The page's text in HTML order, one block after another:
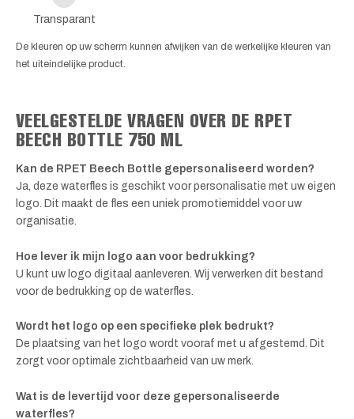
Transparant
De kleuren op uw scherm kunnen afwijken van de werkelijke kleuren van
het uiteindelijke product.
VEELGESTELDE VRAGEN OVER DE RPET
BEECH BOTTLE 750 ML
Kan de RPET Beech Bottle gepersonaliseerd worden?
Ja, deze waterfles is geschikt voor personalisatie met uw eigen
logo. Dit maakt de fles een uniek promotiemiddel voor uw
organisatie.
Hoe lever ik mijn logo aan voor bedrukking?
U kunt uw logo digitaal aanleveren. Wij verwerken dit bestand
voor de bedrukking op de waterfles.
Wordt het logo op een specifieke plek bedrukt?
De plaatsing van het logo wordt vooraf met u afgestemd. Dit
zorgt voor optimale zichtbaarheid van uw merk.
Wat is de levertijd voor deze gepersonaliseerde
waterfles?